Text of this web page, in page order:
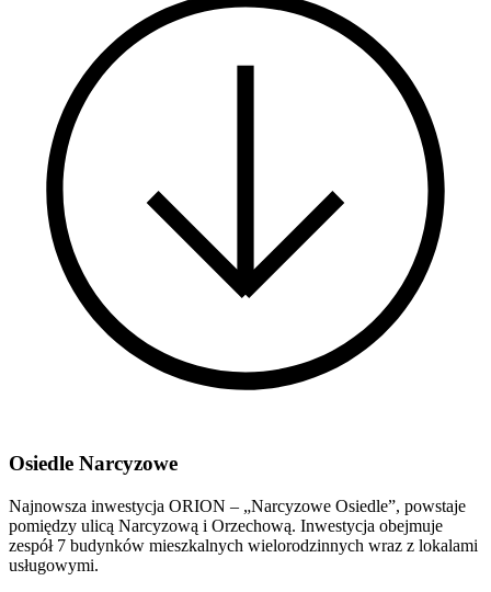
Osiedle Narcyzowe
Najnowsza inwestycja ORION – „Narcyzowe Osiedle”, powstaje
pomiędzy ulicą Narcyzową i Orzechową. Inwestycja obejmuje
zespół 7 budynków mieszkalnych wielorodzinnych wraz z lokalami
usługowymi.